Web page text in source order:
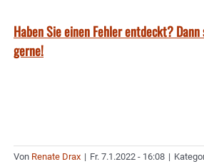
Haben Sie einen Fehler entdeckt?
gerne!
Von Renate Drax | Fr. 7.1.2022 - 16:08 |